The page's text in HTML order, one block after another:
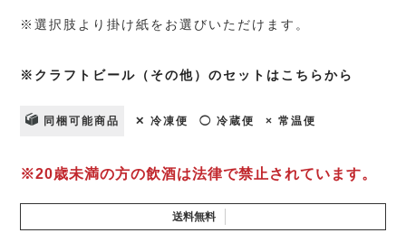
※選択肢より掛け紙をお選びいただけます。
※クラフトビール（その他）のセットはこちらから
同梱可能商品 ✕ 冷凍便 ◯ 冷蔵便 × 常温便
※20歳未満の方の飲酒は法律で禁止されています。
送料無料